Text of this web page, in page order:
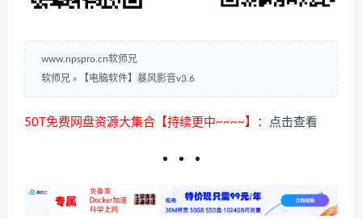
www.npspro.cn软师兄
软师兄 » 【电脑软件】暴风影音v3.6
50T免费网盘资源大集合【持续更中~~~~】： 点击查看